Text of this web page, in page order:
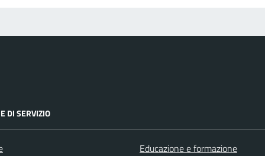
DI SERVIZIO
Educazione e formazione